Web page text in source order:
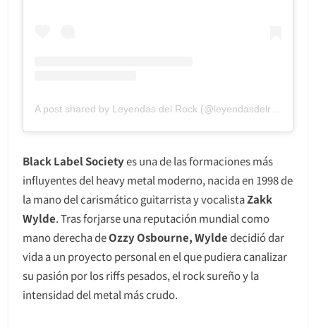
Black Label Societyes una de las formaciones más
influyentes del heavy metal moderno, nacida en 1998 de
la mano del carismático guitarrista y vocalistaZakk
Wylde. Tras forjarse una reputación mundial como
mano derecha deOzzy Osbourne, Wyldedecidió dar
vida a un proyecto personal en el que pudiera canalizar
su pasión por los riffs pesados, el rock sureño y la
intensidad del metal más crudo.